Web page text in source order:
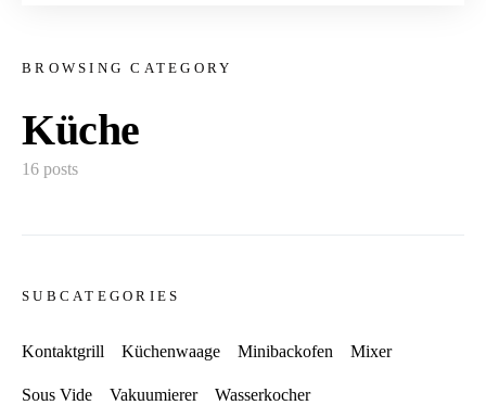
BROWSING CATEGORY
Küche
16 posts
SUBCATEGORIES
Kontaktgrill Küchenwaage Minibackofen Mixer
Sous Vide Vakuumierer Wasserkocher